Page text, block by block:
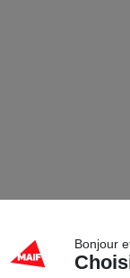
Bonjour